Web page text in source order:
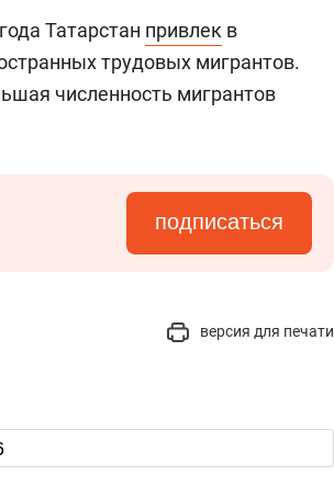
Татарстан привлек в
трудовых мигрантов.
численность мигрантов
подписаться
версия для печати